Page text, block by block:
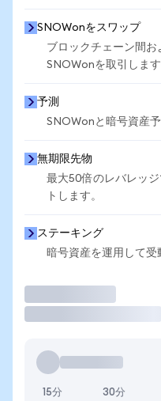
SNOWonをスワップ
ブロックチェーン間
SNOWonを取引します
予測
SNOWonと暗号資産
無期限先物
最大50倍のレバレッ
トします。
ステーキング
暗号資産を運用して受
15分 30分